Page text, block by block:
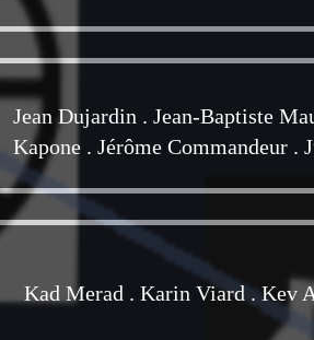
Jean Dujardin . Jean-Baptiste
Kapone . Jérôme Commandeur .
Kad Merad . Karin Viard .Kev